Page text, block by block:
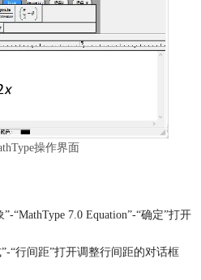
操作界面
“MathType 7.0 Equation”-“确定”打开
“行间距”打开调整行间距的对话框